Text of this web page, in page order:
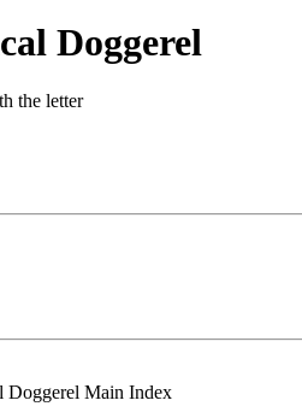
Doggerel
the letter
Doggerel Main Index